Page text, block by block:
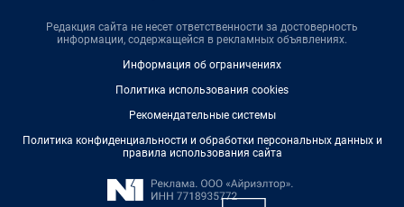
Редакция сайта не несет ответственности за достоверность
информации, содержащейся в рекламных объявлениях.
Информация об ограничениях
Политика использования cookies
Рекомендательные системы
Политика конфиденциальности и обработки персональных данных и
правила использования сайта